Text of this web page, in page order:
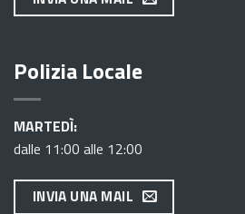
Polizia Locale
MARTEDÌ:
dalle 11:00 alle 12:00
INVIA UNA MAIL